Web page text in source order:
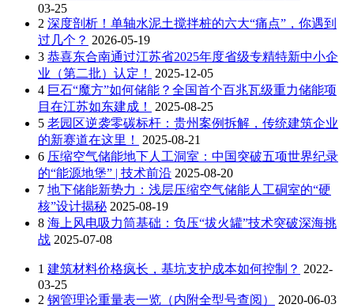
03-25
2 深度剖析！单轴水泥土搅拌桩的六大“痛点”，你遇到
过几个？ 2026-05-19
3 恭喜东合南通过江苏省2025年度省级专精特新中小企
业（第二批）认定！
2025-12-05
4 巨石“魔方”如何储能？全国首个百兆瓦级重力储能项
目在江苏如东建成！
2025-08-25
5 老园区逆袭零碳标杆：贵州案例拆解，传统建筑企业
的新赛道在这里！
2025-08-21
6 压缩空气储能地下人工洞室：中国突破五项世界纪录
的“能源地堡” | 技术前沿 2025-08-20
7 地下储能新势力：浅层压缩空气储能人工硐室的“硬
核”设计揭秘 2025-08-19
8 海上风电吸力筒基础：负压“拔火罐”技术突破深海挑
战 2025-07-08
1 建筑材料价格疯长，基坑支护成本如何控制？ 2022-
03-25
2 钢管理论重量表一览（内附全型号查阅） 2020-06-03